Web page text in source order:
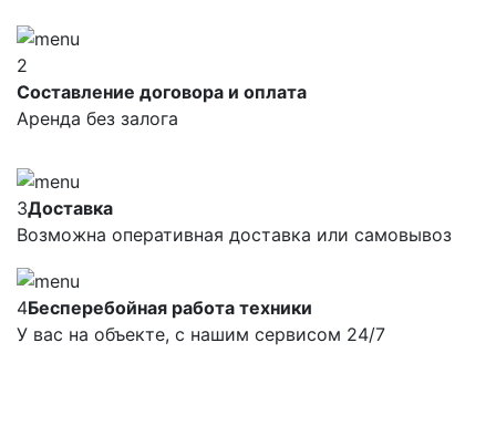
2
Составление договора и оплата
Аренда без залога
3Доставка
Возможна оперативная доставка или самовывоз
4Бесперебойная работа техники
У вас на объекте, с нашим сервисом 24/7